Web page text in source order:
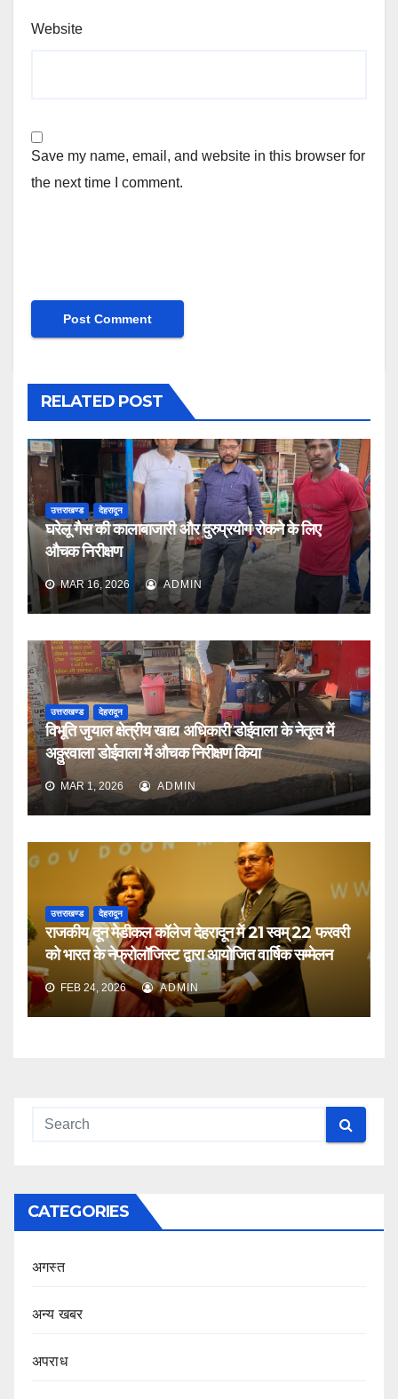
Website
Save my name, email, and website in this browser for
the next time I comment.
RELATED POST
उत्तराखण्ड देहरादून
घरेलू गैस की कालाबाजारी और दुरुप्रयोग रोकने के लिए
औचक निरीक्षण
MAR 16, 2026 ADMIN
उत्तराखण्ड देहरादून
विभूति जुयाल क्षेत्रीय खाद्य अधिकारी डोईवाला के नेतृत्व में
अठ्ठुरवाला डोईवाला में औचक निरीक्षण किया
MAR 1, 2026 ADMIN
उत्तराखण्ड देहरादून
राजकीय दून मेडीकल कॉलेज देहरादून में 21 स्वम् 22 फरवरी
को भारत के नेफ्रोलॉजिस्ट द्वारा आयोजित वार्षिक सम्मेलन
FEB 24, 2026 ADMIN
CATEGORIES
अगस्त
अन्य खबर
अपराध